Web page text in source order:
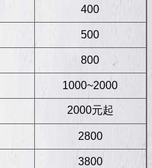
400
500
800
1000~2000
2000元起
2800
3800